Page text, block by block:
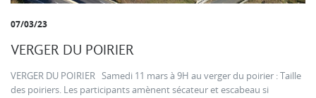
07/03/23
VERGER DU POIRIER
VERGER DU POIRIER Samedi 11 mars à 9H au verger du poirier : Taille
des poiriers. Les participants amènent sécateur et escabeau si